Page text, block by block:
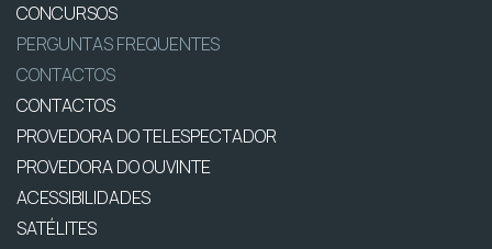
CONCURSOS
PERGUNTAS FREQUENTES
CONTACTOS
CONTACTOS
PROVEDORA DO TELESPECTADOR
PROVEDORA DO OUVINTE
ACESSIBILIDADES
SATÉLITES